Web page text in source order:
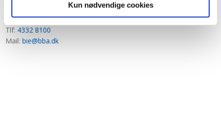
Kun nødvendige cookies
Birgit Ebbe
Tlf: 4332 8100
Mail: bie@bba.dk